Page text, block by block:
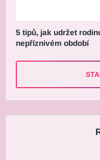
5 tipů, jak udržet
nepříznivém období